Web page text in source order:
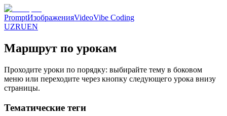
PromptИзображенияVideoVibe Coding
UZRUEN
Маршрут по урокам
Проходите уроки по порядку: выбирайте тему в боковом
меню или переходите через кнопку следующего урока внизу
страницы.
Тематические теги